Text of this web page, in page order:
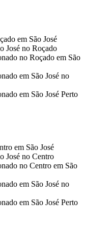
em São José
José no Roçado
no Roçado em São
em São José no
em São José Perto
em São José
José no Centro
no Centro em São
em São José no
em São José Perto